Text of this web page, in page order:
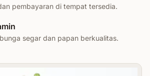
pembayaran di tempat tersedia.
segar dan papan berkualitas.